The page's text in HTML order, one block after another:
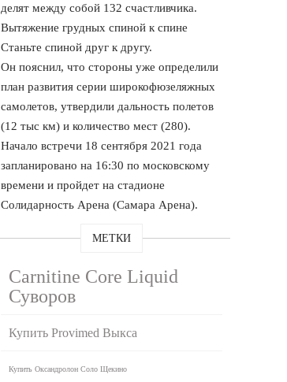
делят между собой 132 счастливчика.
Вытяжение грудных спиной к спине
Станьте спиной друг к другу.
Он пояснил, что стороны уже определили
план развития серии широкофюзеляжных
самолетов, утвердили дальность полетов
(12 тыс км) и количество мест (280).
Начало встречи 18 сентября 2021 года
запланировано на 16:30 по московскому
времени и пройдет на стадионе
Солидарность Арена (Самара Арена).
МЕТКИ
Carnitine Core Liquid
Суворов
Купить Provimed Выкса
Купить Оксандролон Соло Щекино